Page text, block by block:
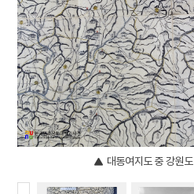
6 훈련도감
7 개성 경천사지 십층석탑
8 달서구
9 데릴사위
10 무명
대동여지도 중 강원